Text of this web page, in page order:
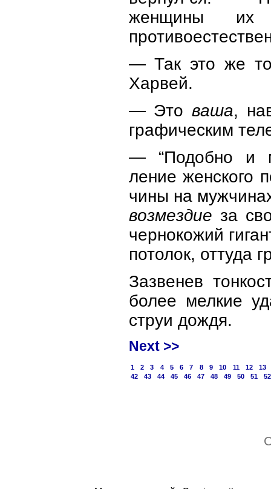
женщины их
— Так это же
Харвей.
— Этоваша,
графическим
— “Подобно и
ление женского
чины на
возмездие за
чернокожий
потолок, оттуда
Зазвенев
более мелкие
струи дождя.
Next >>
1 2 3 4 5 6 7 8 9 10 11 12 13
42
43 44 45 46 47 48 49 50 51